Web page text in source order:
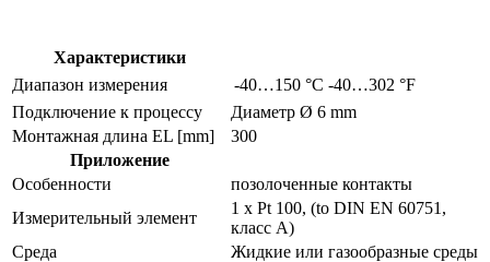
Характеристики
Диапазон измерения
-40…150 °C -40…302 °F
Подключение к процессу
Диаметр Ø 6 mm
Монтажная длина EL [mm]
300
Приложение
Особенности
позолоченные контакты
Измерительный элемент
1 x Pt 100, (to DIN EN 60751,
класс A)
Среда
Жидкие или газообразные среды